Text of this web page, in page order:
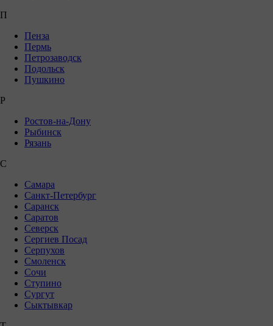
П
Пенза
Пермь
Петрозаводск
Подольск
Пушкино
Р
Ростов-на-Дону
Рыбинск
Рязань
С
Самара
Санкт-Петербург
Саранск
Саратов
Северск
Сергиев Посад
Серпухов
Смоленск
Сочи
Ступино
Сургут
Сыктывкар